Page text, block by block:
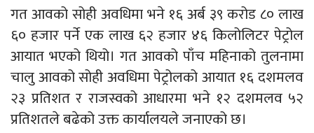
गत आवको सोही अवधिमा भने १६ अर्ब ३९ करोड ८० लाख
६० हजार पर्ने एक लाख ६२ हजार ४६ किलोलिटर पेट्रोल
आयात भएको थियो। गत आवको पाँच महिनाको तुलनामा
चालु आवको सोही अवधिमा पेट्रोलको आयात १६ दशमलव
२३ प्रतिशत र राजस्वको आधारमा भने १२ दशमलव ५२
प्रतिशतले बढेको उक्त कार्यालयले जनाएको छ।